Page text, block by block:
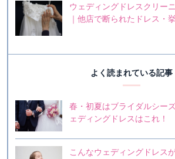
ウェディングドレスクリー
｜他店で断られたドレス・
よく読まれている記事
春・初夏はブライダルシー
ェディングドレスはこれ！
こんなウェディングドレス